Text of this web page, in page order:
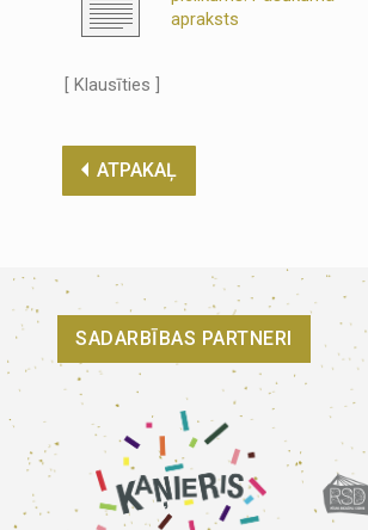
apraksts
[ Klausīties ]
ATPAKAĻ
SADARBĪBAS PARTNERI